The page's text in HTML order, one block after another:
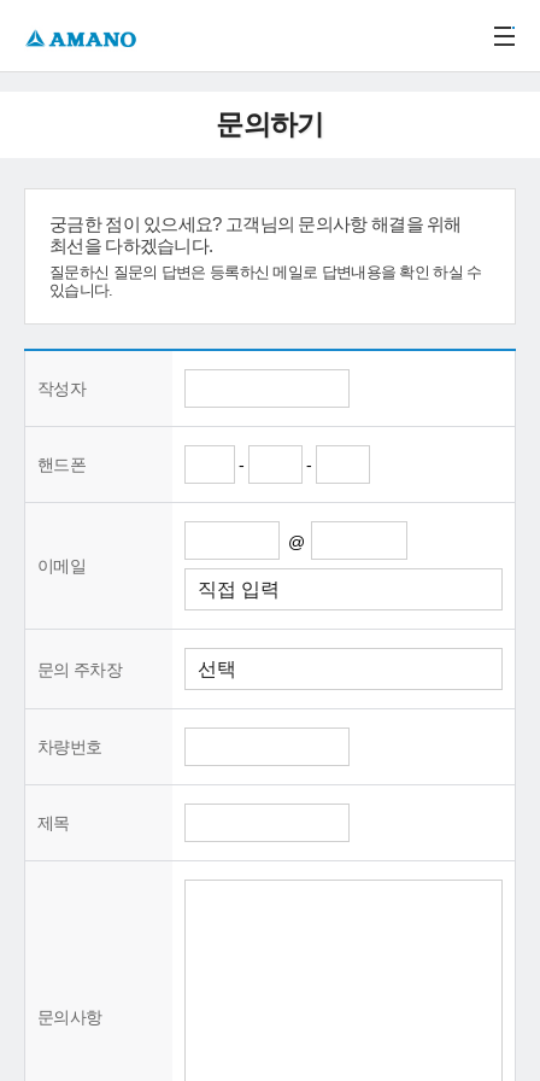
문의하기
궁금한 점이 있으세요? 고객님의 문의사항 해결을 위해
최선을 다하겠습니다.
질문하신 질문의 답변은 등록하신 메일로 답변내용을 확인 하실 수
있습니다.
작성자
핸드폰 - -
이메일
@
문의 주차장
차량번호
제목
문의사항